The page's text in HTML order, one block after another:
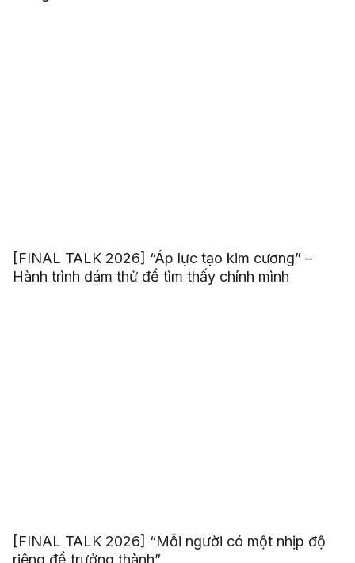
[FINAL TALK 2026] “Áp lực tạo kim cương” –
Hành trình dám thử để tìm thấy chính mình
[FINAL TALK 2026] “Mỗi người có một nhịp độ
riêng để trưởng thành”